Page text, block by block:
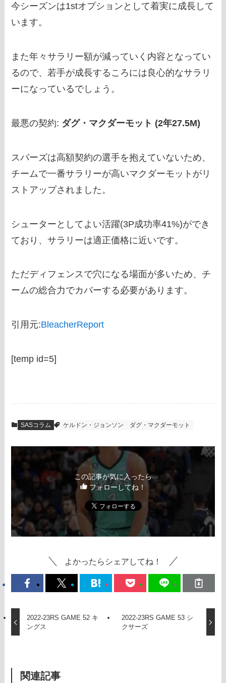
今シーズンは1stオプションとして着実に成長して
います。
また年々サラリー額が減っていく内容となってい
るので、若手が成長するころには良心的なサラリ
ーになっているでしょう。
最悪の契約: ダグ・マクダーモット (2年27.5M)
スパーズは高額契約の選手を抱えていないため、
チームで一番サラリーが高いマクダーモットがリ
ストアップされました。
シューターとしてよい活躍(3P成功率41%)ができ
ており、サラリーは適正価格に近いです。
ただディフェンスで穴になる場面が多いため、チ
ームの総合力でカバーする必要があります。
引用元:BleacherReport
[temp id=5]
SASコラム ケルドン・ジョンソン ダグ・マクダーモット
この記事が気に入ったら
フォローしてね！
よかったらシェアしてね！
2022-23RS GAME 52 キ
ングス
2022-23RS GAME 53 シ
クサーズ
関連記事